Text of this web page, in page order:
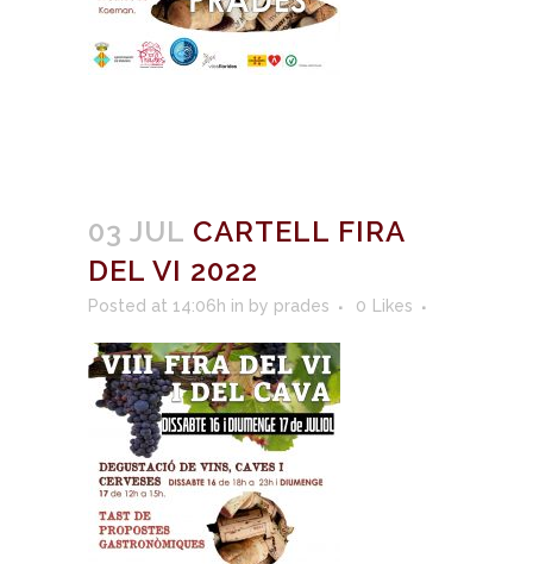
03 JUL CARTELL FIRA
DEL VI 2022
Posted at 14:06h in by prades 0 Likes